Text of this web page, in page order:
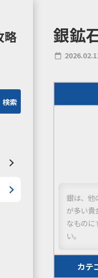
略
検索
銀鉱
銀は、他
が多い貴
なものに
い。
カテ